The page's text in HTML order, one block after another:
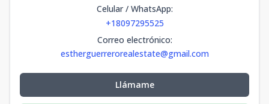
Celular / WhatsApp:
+18097295525
Correo electrónico:
estherguerrerorealestate@gmail.com
Llámame